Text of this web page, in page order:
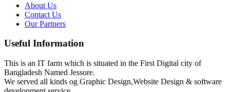
About Us
Contact Us
Our Partners
Useful Information
This is an IT farm which is situated in the First Digital city of
Bangladesh Named Jessore.
We served all kinds og Graphic Design,Website Design & software